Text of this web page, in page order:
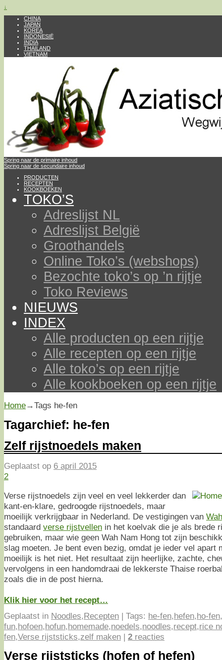
↓
CHINA
JAPAN
KOREA
INDONESIË
INDIA
THAILAND
VIETNAM
Spring naar de primaire inhoud
Spring naar de secundaire inhoud
PRODUCTEN
RECEPTEN
KOOKBOEKEN
TOKO’S
Adreslijst NL
Adreslijst België
Groothandels
Online Toko’s (webshops)
Bezochte toko’s op ’n rijtje
Toko Reviews
NIEUWS
INDEX
Alle producten op een rijtje
Alle recepten op een rijtje
Alle toko’s op een rijtje
Alle kookboeken op een rijtje
Home→Tags he-fen
Tagarchief: he-fen
Zelf rijstnoedels maken
Geplaatst op 6 april 2015
2
Verse rijstnoedels zijn veel en veel lekkerder dan
kant-en-klare, gedroogde rijstnoedels, maar
moeilijk verkrijgbaar in Nederland. De vestigingen van
standaard verse rijstvellen in het koelvak die je als brede
gebruiken, maar wie geen Wah Nam Hong tot zijn
slag moeten. Je bent even bezig, omdat je ieder vel apart
moeilijk is het niet. Het resultaat zijn heerlijke, zachte,
vervolgens in een handomdraai de lekkerste Thaise
zoals die in de post hierna.
Klik hier voor het recept…
Geplaatst in Noodles,Recepten | Tags: he-fen,hefen,ho-fen,
fun,hofoen,hofun,homemade,noedels,noodles,recept,rice
fen,Verse rijststicks,zelf maken | 2 reacties
Verse rijststicks (hofen of hefen)